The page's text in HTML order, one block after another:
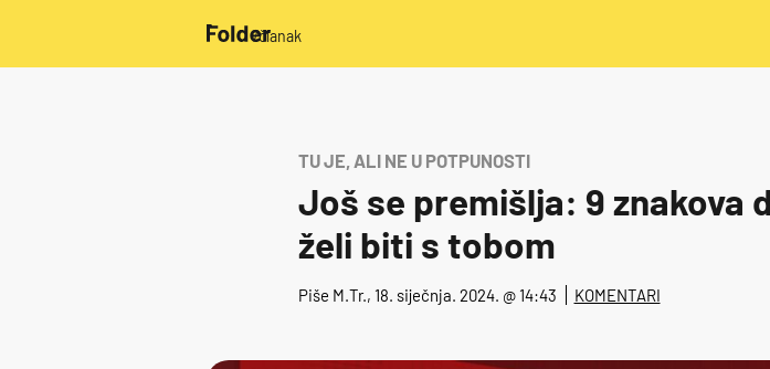
/članak
TU JE, ALI NE U POTPUNOSTI
Još se premišlja: 9 znakova
želi biti s tobom
Piše M.Tr., 18. siječnja. 2024. @ 14:43 KOMENTARI